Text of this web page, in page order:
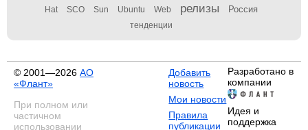
Hat SCO Sun Ubuntu Web релизы Россия
тенденции
© 2001—2026 АО
«Флант»
При полном или
частичном
использовании
Добавить
новость
Мои новости
Правила
публикации
Разработано в
компании
Идея и
поддержка